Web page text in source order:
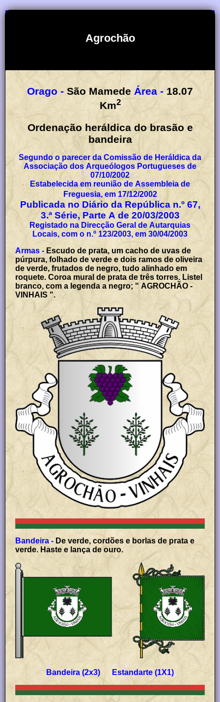
Agrochão
Orago - São Mamede Área - 18.07
Km2
Ordenação heráldica do brasão e
bandeira
Segundo o parecer da Comissão de Heráldica da
Associação dos Arqueólogos Portugueses de
07/10/2002
Estabelecida em reunião de Assembleia de
Freguesia, em 17/12/2002
Publicada no Diário da República n.º 67,
3.ª Série, Parte A de 20/03/2003
Registado na Direcção Geral de Autarquias
Locais, com o n.º 123/2003, em 30/04/2003
Armas - Escudo de prata, um cacho de uvas de
púrpura, folhado de verde e dois ramos de oliveira
de verde, frutados de negro, tudo alinhado em
roquete. Coroa mural de prata de três torres. Listel
branco, com a legenda a negro; " AGROCHÃO -
VINHAIS ".
Bandeira - De verde, cordões e borlas de prata e
verde. Haste e lança de ouro.
Bandeira (2x3) Estandarte (1X1)